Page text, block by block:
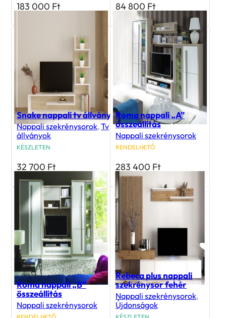
183 000 Ft 84 800 Ft
Snake nappali tv állvány
Nappali szekrénysorok,Tv
állványok
KÉSZLETEN
32 700 Ft
Roma nappali „A”
összeállítás
Nappali szekrénysorok
RENDELHETŐ
283 400 Ft
Roma nappali „B”
összeállítás
Nappali szekrénysorok
Rebeca plus nappali
szekrénysor fehér
Nappali szekrénysorok,
Újdonságok